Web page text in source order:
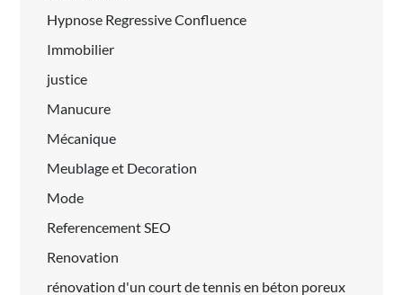
Hypnose Regressive Confluence
Immobilier
justice
Manucure
Mécanique
Meublage et Decoration
Mode
Referencement SEO
Renovation
rénovation d'un court de tennis en béton poreux